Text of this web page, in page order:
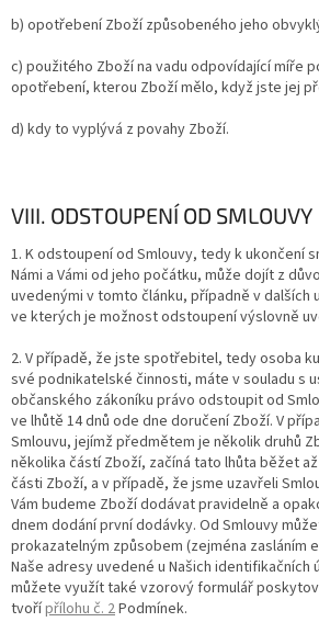
b) opotřebení Zboží způsobeného jeho
c) použitého Zboží na vadu odpovídající míře
opotřebení, kterou Zboží mělo, když jste jej
d) kdy to vyplývá z povahy Zboží.
VIII. ODSTOUPENÍ OD SMLOUVY
1. K odstoupení od Smlouvy, tedy k ukončení
Námi a Vámi od jeho počátku, může dojít z
uvedenými v tomto článku, případně v dalších
ve kterých je možnost odstoupení výslovně
2. V případě, že jste spotřebitel, tedy osoba
své podnikatelské činnosti, máte v souladu s
občanského zákoníku právo odstoupit od
ve lhůtě 14 dnů ode dne doručení Zboží. V
Smlouvu, jejímž předmětem je několik druhů
několika částí Zboží, začíná tato lhůta běžet
části Zboží, a v případě, že jsme uzavřeli
Vám budeme Zboží dodávat pravidelně a
dnem dodání první dodávky. Od Smlouvy
prokazatelným způsobem (zejména zasláním
Naše adresy uvedené u Našich identifikačních
můžete využít také vzorový formulář
tvořípřílohu č. 2Podmínek.